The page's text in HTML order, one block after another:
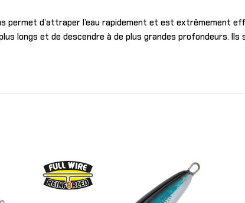
permet d’attraper l’eau rapidement et est extrêmement
longs et de descendre à de plus grandes profondeurs.